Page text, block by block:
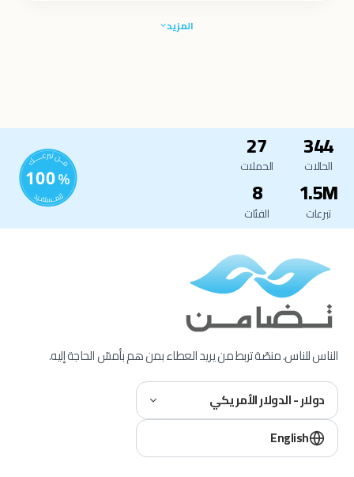
المزيد
344
الحالات
27
الحملات
1.5M
تبرعات
8
الفئات
الناس للناس. منصّة تربط من يريد العطاء بمن هم بأمسّ الحاجة إليه.
دولار - الدولار الأمريكي
English